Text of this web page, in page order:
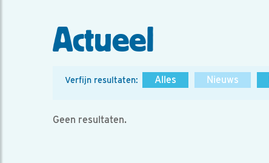
Actueel
Verfijn resultaten: Alles Nieuws
Geen resultaten.